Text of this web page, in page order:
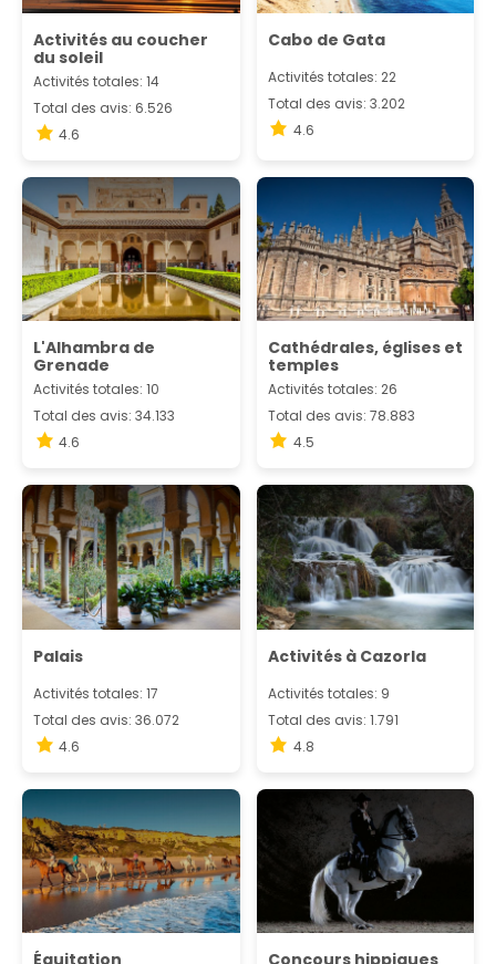
Activités au coucher
du soleil
Activités totales: 14
Total des avis: 6.526
4.6
Cabo de Gata
Activités totales: 22
Total des avis: 3.202
4.6
L'Alhambra de
Grenade
Activités totales: 10
Total des avis: 34.133
4.6
Cathédrales, églises et
temples
Activités totales: 26
Total des avis: 78.883
4.5
Palais
Activités totales: 17
Total des avis: 36.072
4.6
Activités à Cazorla
Activités totales: 9
Total des avis: 1.791
4.8